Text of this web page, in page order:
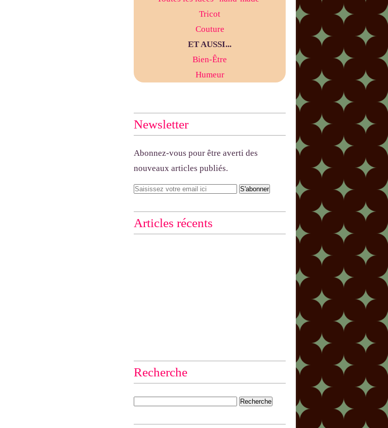
Tricot
Couture
ET AUSSI...
Bien-Être
Humeur
Newsletter
Abonnez-vous pour être averti des
nouveaux articles publiés.
Articles récents
Recherche